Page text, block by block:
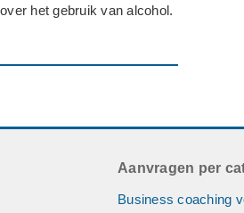
het gebruik van alcohol.
het negatieve bij
Aanvragen per
Business coaching